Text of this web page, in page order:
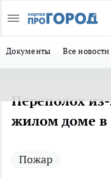
Документы Все новости
Переполох
жилом доме
Пожар